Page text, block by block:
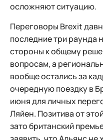
осложняют ситуацию.
Переговоры Brexit
последние три раунда
стороны к общему
вопросам, а
вообще остались за
очередную поездку в
июня для личных
Ляйен. Позитива от
зато британский